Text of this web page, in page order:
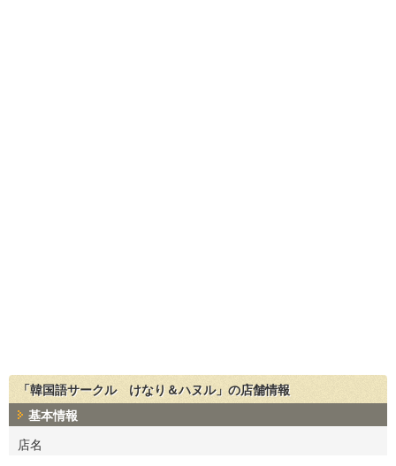
「韓国語サークル けなり＆ハヌル」の店舗情報
基本情報
店名